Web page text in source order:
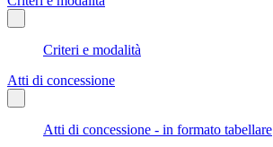
Criteri e modalità
Atti di concessione
Atti di concessione - in formato tabellare